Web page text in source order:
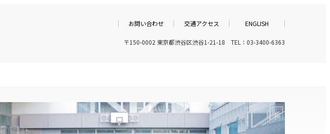
お問い合わせ 交通アクセス ENGLISH
〒150-0002 東京都渋谷区渋谷1-21-18 TEL：03-3400-6363